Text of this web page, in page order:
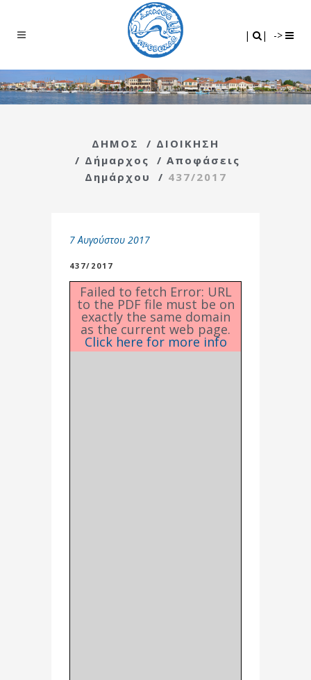
| | ->
ΔΗΜΟΣ / ΔΙΟΙΚΗΣΗ
/ Δήμαρχος / Αποφάσεις
Δημάρχου
/ 437/2017
7 Αυγούστου 2017
437/2017
Failed to fetch Error: URL
to the PDF file must be on
exactly the same domain
as the current web page.
Click here for more info